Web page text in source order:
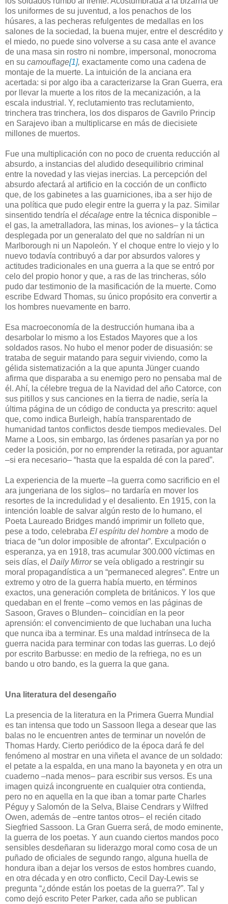
los uniformes de su juventud, a los penachos de los
húsares, a las pecheras refulgentes de medallas en los
salones de la sociedad, la buena mujer, entre el descrédito y
el miedo, no puede sino volverse a su casa ante el avance
de una masa sin rostro ni nombre, impersonal, monocroma
en su camouflage[1], exactamente como una cadena de
montaje de la muerte. La intuición de la anciana era
acertada: si por algo iba a caracterizarse la Gran Guerra, era
por llevar la muerte a los ritos de la mecanización, a la
escala industrial. Y, reclutamiento tras reclutamiento,
trinchera tras trinchera, los dos disparos de Gavrilo Princip
en Sarajevo iban a multiplicarse en más de diecisiete
millones de muertos.
Fue una multiplicación con no poco de cruenta reducción al
absurdo, a instancias del aludido desequilibrio criminal
entre la novedad y las viejas inercias. La percepción del
absurdo afectará al artificio en la cocción de un conflicto
que, de los gabinetes a las guarniciones, iba a ser hijo de
una política que pudo elegir entre la guerra y la paz. Similar
sinsentido tendría el décalage entre la técnica disponible –
el gas, la ametralladora, las minas, los aviones– y la táctica
desplegada por un generalato del que no saldrían ni un
Marlborough ni un Napoleón. Y el choque entre lo viejo y lo
nuevo todavía contribuyó a dar por absurdos valores y
actitudes tradicionales en una guerra a la que se entró por
celo del propio honor y que, a ras de las trincheras, sólo
pudo dar testimonio de la masificación de la muerte. Como
escribe Edward Thomas, su único propósito era convertir a
los hombres nuevamente en barro.
Esa macroeconomía de la destrucción humana iba a
desarbolar lo mismo a los Estados Mayores que a los
soldados rasos. No hubo el menor poder de disuasión: se
trataba de seguir matando para seguir viviendo, como la
gélida sistematización a la que apunta Jünger cuando
afirma que disparaba a su enemigo pero no pensaba mal de
él. Ahí, la célebre tregua de la Navidad del año Catorce, con
sus pitillos y sus canciones en la tierra de nadie, sería la
última página de un código de conducta ya prescrito: aquel
que, como indica Burleigh, había transparentado de
humanidad tantos conflictos desde tiempos medievales. Del
Marne a Loos, sin embargo, las órdenes pasarían ya por no
ceder la posición, por no emprender la retirada, por aguantar
–si era necesario– “hasta que la espalda dé con la pared”.
La experiencia de la muerte –la guerra como sacrificio en el
ara jungeriana de los siglos– no tardaría en mover los
resortes de la incredulidad y el desaliento. En 1915, con la
intención loable de salvar algún resto de lo humano, el
Poeta Laureado Bridges mandó imprimir un folleto que,
pese a todo, celebraba El espíritu del hombre a modo de
triaca de “un dolor imposible de afrontar”. Exculpación o
esperanza, ya en 1918, tras acumular 300.000 víctimas en
seis días, el Daily Mirrorse veía obligado a restringir su
moral propagandística a un “permaneced alegres”. Entre un
extremo y otro de la guerra había muerto, en términos
exactos, una generación completa de británicos. Y los que
quedaban en el frente –como vemos en las páginas de
Sasoon, Graves o Blunden– coincidían en la peor
aprensión: el convencimiento de que luchaban una lucha
que nunca iba a terminar. Es una maldad intrínseca de la
guerra nacida para terminar con todas las guerras. Lo dejó
por escrito Barbusse: en medio de la refriega, no es un
bando u otro bando, es la guerra la que gana.
Una literatura del desengaño
La presencia de la literatura en la Primera Guerra Mundial
es tan intensa que todo un Sassoon llega a desear que las
balas no le encuentren antes de terminar un novelón de
Thomas Hardy. Cierto periódico de la época dará fe del
fenómeno al mostrar en una viñeta el avance de un soldado:
el petate a la espalda, en una mano la bayoneta y en otra un
cuaderno –nada menos– para escribir sus versos. Es una
imagen quizá incongruente en cualquier otra contienda,
pero no en aquella en la que iban a tomar parte Charles
Péguy y Salomón de la Selva, Blaise Cendrars y Wilfred
Owen, además de –entre tantos otros– el recién citado
Siegfried Sassoon. La Gran Guerra será, de modo eminente,
la guerra de los poetas. Y aun cuando ciertos mandos poco
sensibles desdeñaran su liderazgo moral como cosa de un
puñado de oficiales de segundo rango, alguna huella de
hondura iban a dejar los versos de estos hombres cuando,
en otra década y en otro conflicto, Cecil Day-Lewis se
pregunta “¿dónde están los poetas de la guerra?”. Tal y
como dejó escrito Peter Parker, cada año se publican